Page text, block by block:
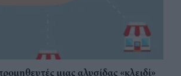
μιας αλυσίδας «κλειδί»